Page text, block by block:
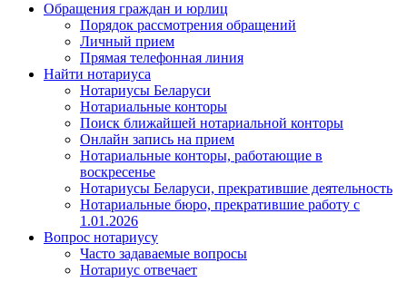
Обращения граждан и юрлиц
Порядок рассмотрения обращений
Личный прием
Прямая телефонная линия
Найти нотариуса
Нотариусы Беларуси
Нотариальные конторы
Поиск ближайшей нотариальной конторы
Онлайн запись на прием
Нотариальные конторы, работающие в
воскресенье
Нотариусы Беларуси, прекратившие деятельность
Нотариальные бюро, прекратившие работу с
1.01.2026
Вопрос нотариусу
Часто задаваемые вопросы
Нотариус отвечает